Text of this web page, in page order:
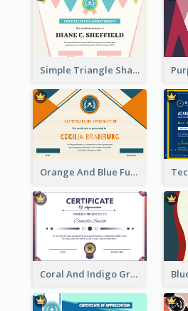
Simple Triangle Shapes Appreciation Certificate
Orange And Blue Fun Triangles Certificate
Coral And Indigo Gradient Border Certificate Design